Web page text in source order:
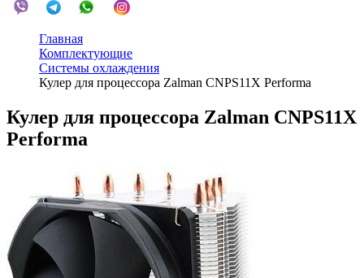
Главная
Комплектующие
Системы охлаждения
Кулер для процессора Zalman CNPS11X Performa
Кулер для процессора Zalman CNPS11X
Performa